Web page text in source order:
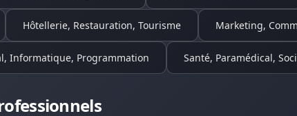
Hôtellerie, Restauration, Tourisme Marketing,
Informatique, Programmation Santé, Paramédical,